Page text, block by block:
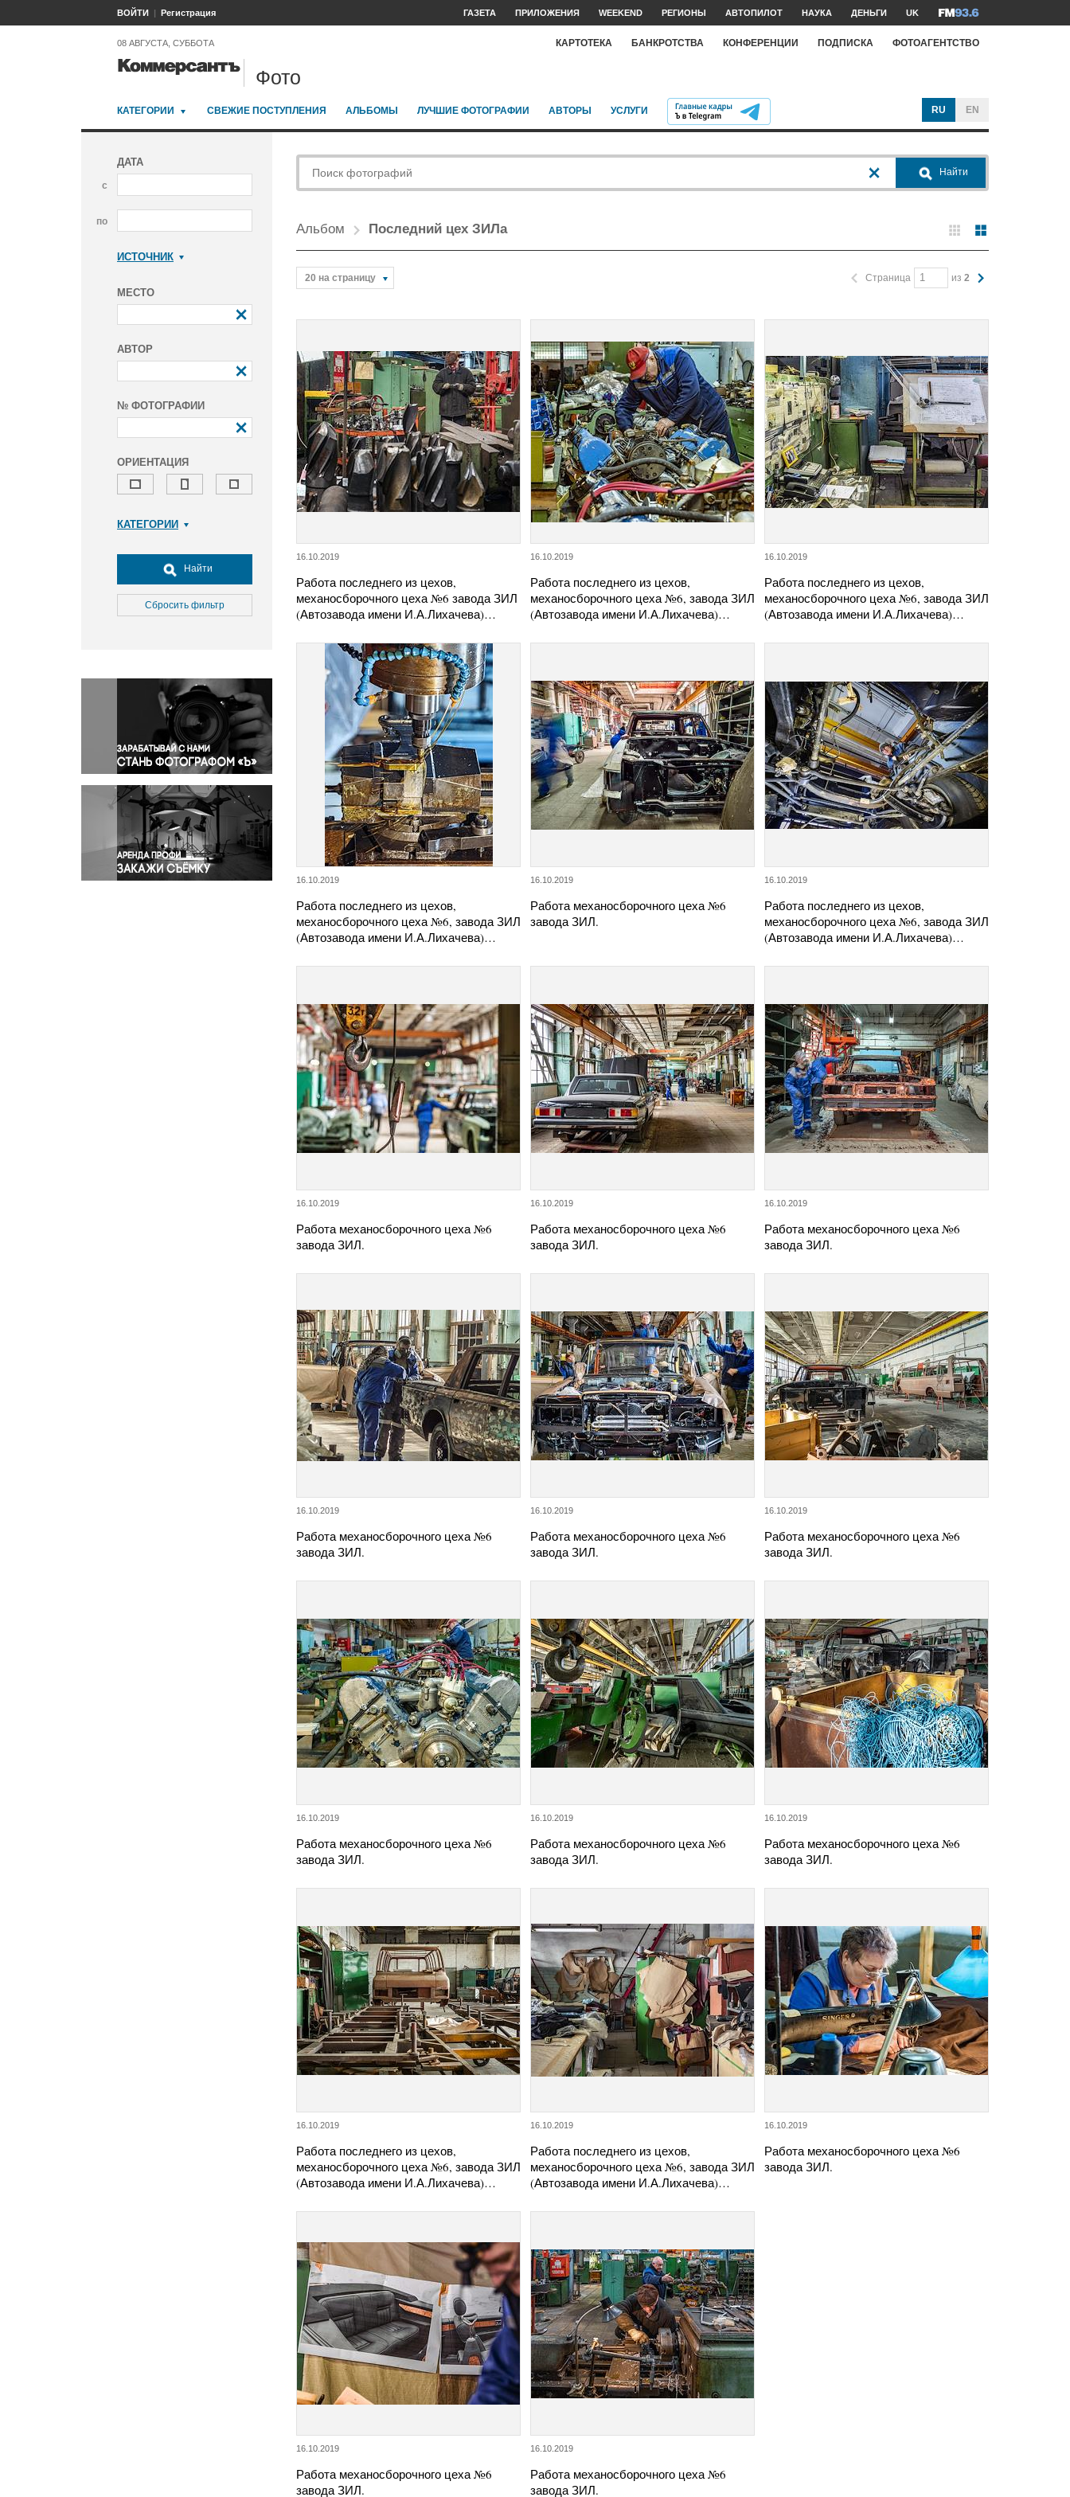
ВОЙТИ Регистрация ГАЗЕТА ПРИЛОЖЕНИЯ WEEKEND РЕГИОНЫ АВТОПИЛОТ НАУКА ДЕНЬГИ UK
08 АВГУСТА, СУББОТА КАРТОТЕКА БАНКРОТСТВА КОНФЕРЕНЦИИ ПОДПИСКА ФОТОАГЕНТСТВО
Фото
КАТЕГОРИИ СВЕЖИЕ ПОСТУПЛЕНИЯ АЛЬБОМЫ ЛУЧШИЕ ФОТОГРАФИИ АВТОРЫ УСЛУГИ RU EN
ДАТА
с
по
ИСТОЧНИК
МЕСТО
АВТОР
№ ФОТОГРАФИИ
ОРИЕНТАЦИЯ
КАТЕГОРИИ
Досуг, туризм и отдых
Культура
Медицина
Окружающая среда
Политика
Правосудие
Происшествия и конфликты
Религия
Светская жизнь
Спорт
Экология
Экономика и бизнес
Найти
Сбросить фильтр
Найти
Альбом Последний цех ЗИЛа
20 на страницу Страница из 2
16.10.2019
Работа последнего из цехов,
механосборочного цеха №6 завода ЗИЛ
(Автозавода имени И.А.Лихачева)…
16.10.2019
Работа последнего из цехов,
механосборочного цеха №6, завода ЗИЛ
(Автозавода имени И.А.Лихачева)…
16.10.2019
Работа последнего из цехов,
механосборочного цеха №6, завода ЗИЛ
(Автозавода имени И.А.Лихачева)…
16.10.2019
Работа последнего из цехов,
механосборочного цеха №6, завода ЗИЛ
(Автозавода имени И.А.Лихачева)…
16.10.2019
Работа механосборочного цеха №6
завода ЗИЛ.
16.10.2019
Работа последнего из цехов,
механосборочного цеха №6, завода ЗИЛ
(Автозавода имени И.А.Лихачева)…
16.10.2019
Работа механосборочного цеха №6
завода ЗИЛ.
16.10.2019
Работа механосборочного цеха №6
завода ЗИЛ.
16.10.2019
Работа механосборочного цеха №6
завода ЗИЛ.
16.10.2019
Работа механосборочного цеха №6
завода ЗИЛ.
16.10.2019
Работа механосборочного цеха №6
завода ЗИЛ.
16.10.2019
Работа механосборочного цеха №6
завода ЗИЛ.
16.10.2019
Работа механосборочного цеха №6
завода ЗИЛ.
16.10.2019
Работа механосборочного цеха №6
завода ЗИЛ.
16.10.2019
Работа механосборочного цеха №6
завода ЗИЛ.
16.10.2019
Работа последнего из цехов,
механосборочного цеха №6, завода ЗИЛ
(Автозавода имени И.А.Лихачева)…
16.10.2019
Работа последнего из цехов,
механосборочного цеха №6, завода ЗИЛ
(Автозавода имени И.А.Лихачева)…
16.10.2019
Работа механосборочного цеха №6
завода ЗИЛ.
16.10.2019
Работа механосборочного цеха №6
завода ЗИЛ.
16.10.2019
Работа механосборочного цеха №6
завода ЗИЛ.